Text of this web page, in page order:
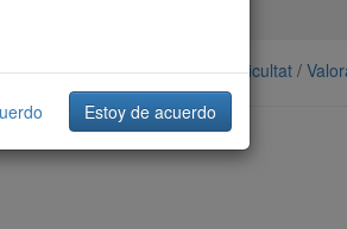
Ordenar per: Més recents /Dificultat /
Estoy de acuerdo